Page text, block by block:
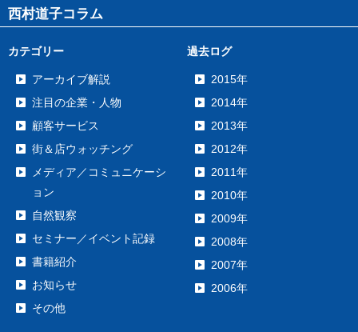
西村道子コラム
カテゴリー
アーカイブ解説
注目の企業・人物
顧客サービス
街＆店ウォッチング
メディア／コミュニケーシ
ョン
自然観察
セミナー／イベント記録
書籍紹介
お知らせ
その他
過去ログ
2015年
2014年
2013年
2012年
2011年
2010年
2009年
2008年
2007年
2006年